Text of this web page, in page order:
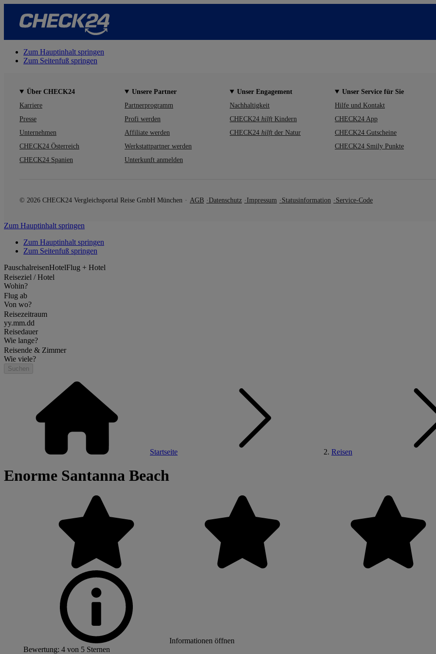
Zum Hauptinhalt springen
Zum Seitenfuß springen
Über CHECK24
Karriere
Presse
Unternehmen
CHECK24 Österreich
CHECK24 Spanien
Unsere Partner
Partnerprogramm
Profi werden
Affiliate werden
Werkstattpartner werden
Unterkunft anmelden
Unser Engagement
Nachhaltigkeit
CHECK24 hilft Kindern
CHECK24 hilft der Natur
Unser Service für Sie
Hilfe und Kontakt
CHECK24 App
CHECK24 Gutscheine
CHECK24 Smily Punkte
© 2026 CHECK24 Vergleichsportal Reise GmbH München AGB Datenschutz Impressum Statusinformation Service-Code
Zum Hauptinhalt springen
Zum Hauptinhalt springen
Zum Seitenfuß springen
PauschalreisenHotelFlug + Hotel
Reiseziel / Hotel
Wohin?
Flug ab
Von wo?
Reisezeitraum
yy.mm.dd
Reisedauer
Wie lange?
Reisende & Zimmer
Wie viele?
Suchen
Startseite Reisen
Enorme Santanna Beach
Informationen öffnen
Bewertung: 4 von 5 Sternen